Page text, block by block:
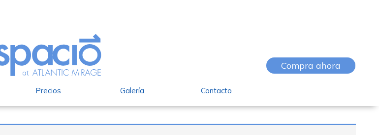
Precios Galería Contacto
Compra ahora